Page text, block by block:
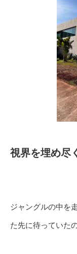
視界を埋め尽
ジャングルの中を
た先に待っていた